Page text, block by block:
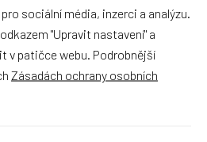
Buďte první, kdo se zeptá!
sociální média, inzerci a analýzu.
"Upravit nastavení" a
v patičce webu. Podrobnější
Zásadách ochrany osobních